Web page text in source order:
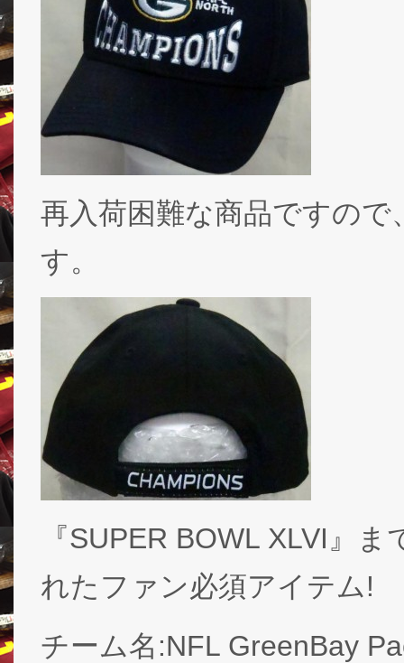
再入荷困難な商品ですの
す。
『SUPER BOWL XLVI』
れたファン必須アイテム!
チーム名:NFL GreenBay